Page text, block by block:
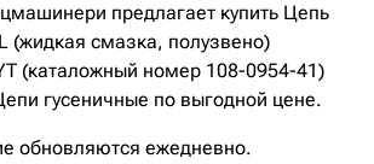
предлагает купить Цепь
(жидкая смазка, полузвено)
(каталожный номер 108-0954-41)
гусеничные по выгодной цене.
обновляются ежедневно.